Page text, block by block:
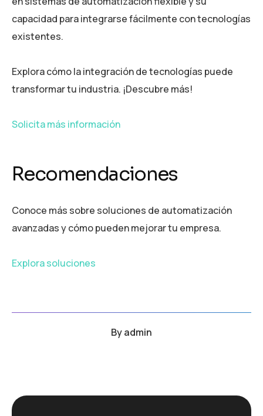
capacidad para integrarse fácilmente con tecnologías
existentes.
Explora cómo la integración de tecnologías puede
transformar tu industria. ¡Descubre más!
Solicita más información
Recomendaciones
Conoce más sobre soluciones de automatización
avanzadas y cómo pueden mejorar tu empresa.
Explora soluciones
Byadmin